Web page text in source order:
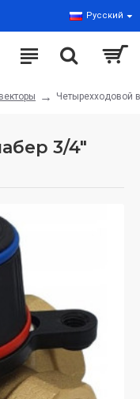
Русский
Четырехходовой
3/4"